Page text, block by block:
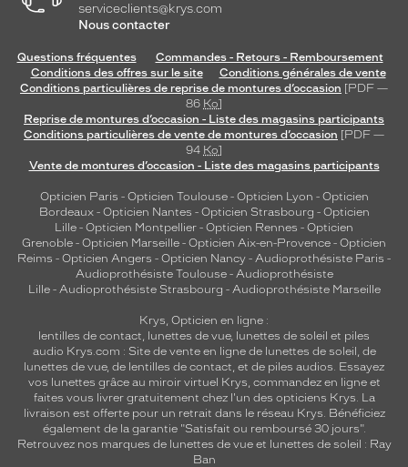
serviceclients@krys.com
Nous contacter
Questions fréquentes
Commandes - Retours - Remboursement
Conditions des offres sur le site
Conditions générales de vente
Conditions particulières de reprise de montures d’occasion [PDF —
86 Ko]
Reprise de montures d’occasion - Liste des magasins participants
Conditions particulières de vente de montures d’occasion [PDF —
94 Ko]
Vente de montures d’occasion - Liste des magasins participants
Opticien Paris - Opticien Toulouse- Opticien Lyon - Opticien
Bordeaux- Opticien Nantes - Opticien Strasbourg - Opticien
Lille - Opticien Montpellier - Opticien Rennes - Opticien
Grenoble - Opticien Marseille - Opticien Aix-en-Provence - Opticien
Reims - Opticien Angers - Opticien Nancy - Audioprothésiste Paris -
Audioprothésiste Toulouse- Audioprothésiste
Lille- Audioprothésiste Strasbourg - Audioprothésiste Marseille
Krys, Opticien en ligne :
lentilles de contact lunettes de vue, lunettes de soleil et piles
audio Krys.com : Site de vente en ligne de lunettes de soleil, de
lunettes de vue, de lentilles de contact , et de piles audios. Essayez
vos lunettes grâce au miroir virtuel Krys, commandez en ligne et
faites vous livrer gratuitement chez l'un des opticiens Krys. La
livraison est offerte pour un retrait dans le réseau Krys. Bénéficiez
également de la garantie "Satisfait ou remboursé 30 jours".
Retrouvez nos marques de lunettes de vue et lunettes de soleil : Ray
Ban